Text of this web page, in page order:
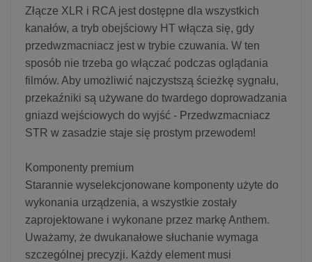
Złącze XLR i RCA jest dostępne dla wszystkich
kanałów, a tryb obejściowy HT włącza się, gdy
przedwzmacniacz jest w trybie czuwania. W ten
sposób nie trzeba go włączać podczas oglądania
filmów. Aby umożliwić najczystszą ścieżkę sygnału,
przekaźniki są używane do twardego doprowadzania
gniazd wejściowych do wyjść - Przedwzmacniacz
STR w zasadzie staje się prostym przewodem!
Komponenty premium
Starannie wyselekcjonowane komponenty użyte do
wykonania urządzenia, a wszystkie zostały
zaprojektowane i wykonane przez markę Anthem.
Uważamy, że dwukanałowe słuchanie wymaga
szczególnej precyzji. Każdy element musi